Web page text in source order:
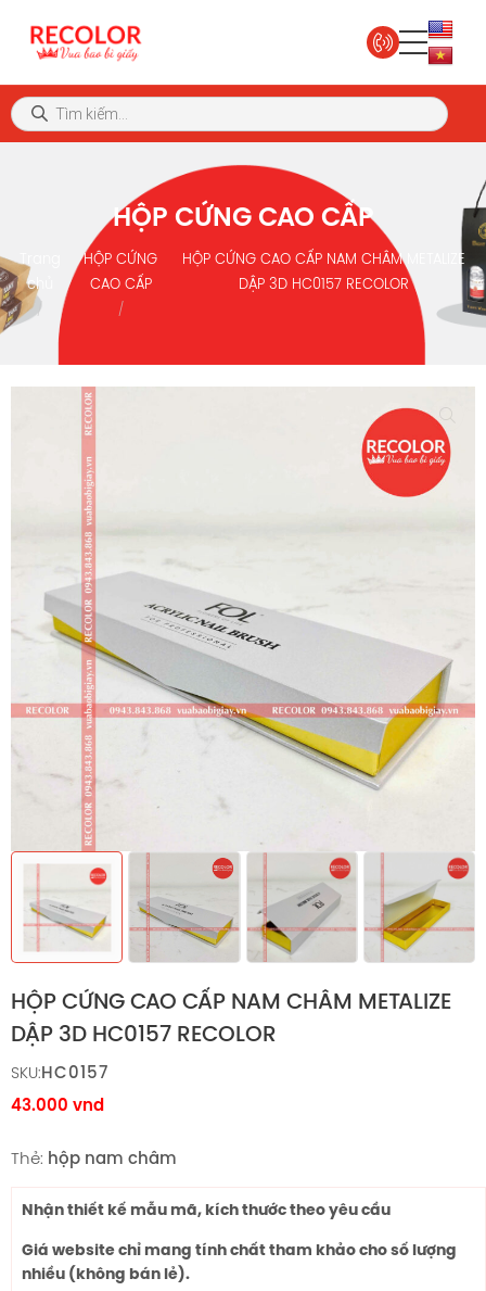
HỘP CỨNG CAO CẤP
Trang
chủ
HỘP CỨNG
CAO CẤP
HỘP CỨNG CAO CẤP NAM CHÂM METALIZE
DẬP 3D HC0157 RECOLOR
HỘP CỨNG CAO CẤP NAM CHÂM METALIZE
DẬP 3D HC0157 RECOLOR
SKU:HC0157
43.000 vnd
Thẻ: hộp nam châm
Nhận thiết kế mẫu mã, kích thước theo yêu cầu
Giá website chỉ mang tính chất tham khảo cho số lượng
nhiều (không bán lẻ).